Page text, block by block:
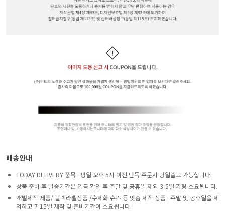
배송안내
TODAY DELIVERY 품목 : 평일 오후 5시 이전 단독 주문시 당일출고 가능합니다.
상품 준비 후 발송기간은 입금 확인 후 주말 및 공휴일 제외 3-5일 가량 소요됩니다.
개별제작 제품/ 블랙라벨상품 /수제화 슈즈 등 맞춤 제작 상품 : 주말 및 공휴일을 제
외하고 7-15일 제작 및 준비기간이 소요됩니다.